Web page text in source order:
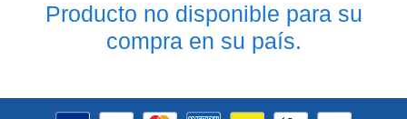
Producto no disponible para su
compra en su país.